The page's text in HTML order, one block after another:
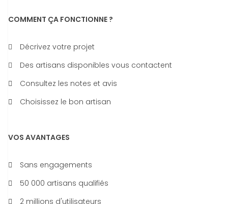
COMMENT ÇA FONCTIONNE ?
Décrivez votre projet
Des artisans disponibles vous contactent
Consultez les notes et avis
Choisissez le bon artisan
VOS AVANTAGES
Sans engagements
50 000 artisans qualifiés
2 millions d'utilisateurs